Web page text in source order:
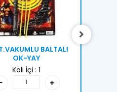
BALTALI
OK-YAY
Koli İçi : 1